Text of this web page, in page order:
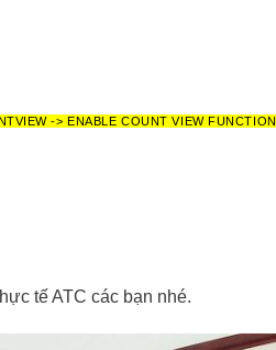
-> ENABLE COUNT VIEW FUNCTION
tế ATC các bạn nhé.